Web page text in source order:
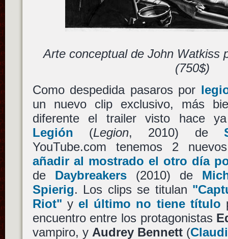
Arte conceptual de John Watkiss
(750$)
Como despedida pasaros por
un nuevo clip exclusivo, más
diferente el trailer visto hace
Legión (Legion, 2010) de
YouTube.com tenemos 2
añadir al mostrado el otro día
de Daybreakers(2010) de
Spierig. Los clips se titulan
Riot" y el último no tiene título
encuentro entre los protagonistas
vampiro, y Audrey Bennett(